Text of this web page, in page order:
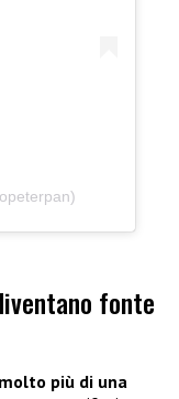
fonte
molto più di una